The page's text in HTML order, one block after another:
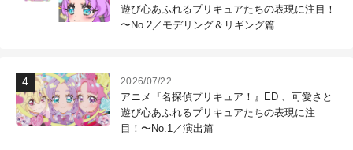
遊び心あふれるプリキュアたちの表現に注目！
〜No.2／モデリング＆リギング篇
2026/07/22
アニメ『名探偵プリキュア！』ED 、可愛さと
遊び心あふれるプリキュアたちの表現に注
目！〜No.1／演出篇